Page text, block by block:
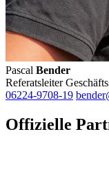
Pascal Bender
Referatsleiter
06224-9708-19
Offizielle